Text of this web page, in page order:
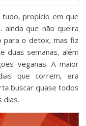
propício em que
ainda que não queira
para o detox, mas fiz
duas semanas, além
veganas. A maior
que correm, era
buscar quase todos
dias.